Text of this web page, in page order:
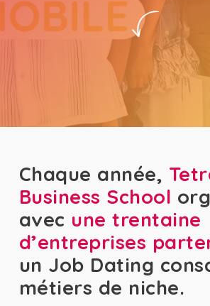
Chaque année,
Business School
avec une trentaine
d’entreprises
un Job Dating
métiers de niche.